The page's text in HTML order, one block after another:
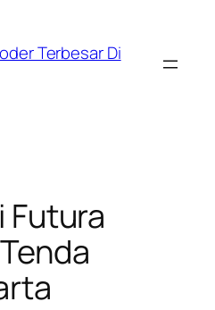
Terbesar Di
Futura